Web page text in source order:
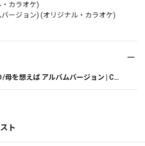
カラオケ)
ージョン) (オリジナル・カラオケ)
母を想えば アルバムバージョン | CD
ト